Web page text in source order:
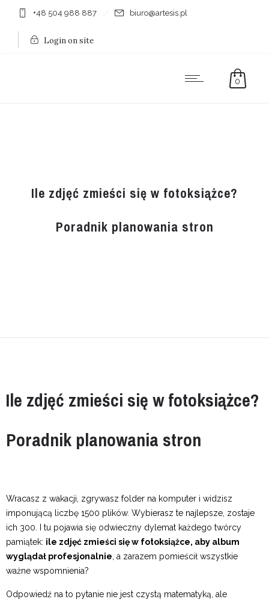
+48 504 988 887 biuro@artesis.pl
Login on site
0
Ile zdjęć zmieści się w fotoksiążce?
Poradnik planowania stron
Ile zdjęć zmieści się w fotoksiążce?
Poradnik planowania stron
Wracasz z wakacji, zgrywasz folder na komputer i widzisz
imponującą liczbę 1500 plików. Wybierasz te najlepsze, zostaje
ich 300. I tu pojawia się odwieczny dylemat każdego twórcy
pamiątek: ile zdjęć zmieści się w fotoksiążce, aby album
wyglądał profesjonalnie , a zarazem pomieścił wszystkie
ważne wspomnienia?
Odpowiedź na to pytanie nie jest czystą matematyką, ale